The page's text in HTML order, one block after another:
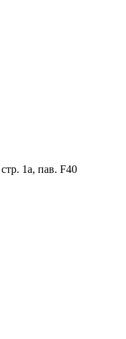
1а, пав. F40